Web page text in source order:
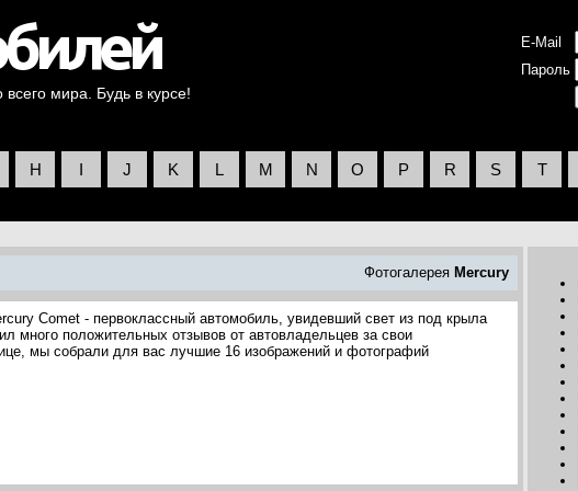
мира. Будь в курсе!
E-Mail
Пароль
H I J K L M N O P R S T
Фотогалерея Mercury
Comet - первоклассный автомобиль, увидевший свет из под крыла
много положительных отзывов от автовладельцев за свои
мы собрали для вас лучшие 16 изображений и фотографий